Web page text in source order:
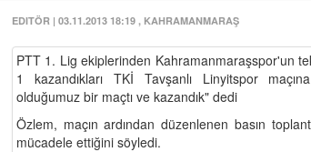
EDITÖR | 03.11.2013 18:19 , KAHRAMANMARAŞ
PTT 1. Lig ekiplerinden Kahramanmaraşspor'un
1 kazandıkları TKİ Tavşanlı Linyitspor
olduğumuz bir maçtı ve kazandık" dedi
Özlem, maçın ardından düzenlenen basın
mücadele ettiğini söyledi.